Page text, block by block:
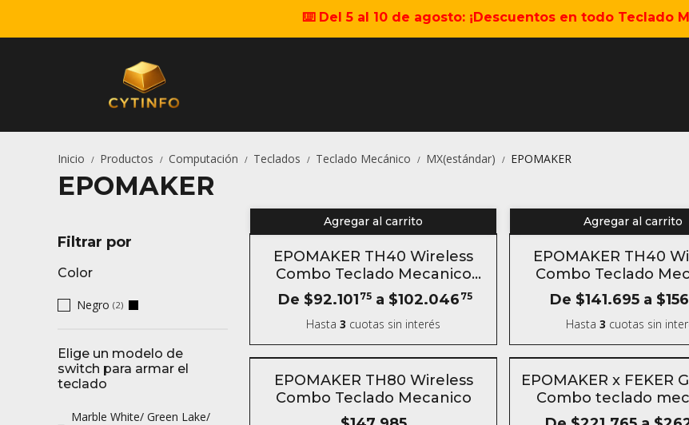
⌨️ Del 5 al 10 de agosto: ¡Descuentos en todo Teclado
Inicio / Productos / Computación / Teclados / Teclado Mecánico / MX(estándar) / EPOMAKER
EPOMAKER
Filtrar por
Color
Negro (2)
Elige un modelo de
switch para armar el
teclado
Marble White/ Green Lake/
Agregar al carrito
EPOMAKER TH40 Wireless
Combo Teclado Mecanico
OUTLET
De $92.101 75 a $102.046 75
Hasta 3 cuotas sin interés
Agregar al carrito
EPOMAKER TH40
Combo Teclado
De $141.695 a
Hasta 3 cuotas sin
SIN STOCK
EPOMAKER TH80 Wireless
Combo Teclado Mecanico
SIN STOCK
EPOMAKER x FEKER
Combo teclado
aluminio